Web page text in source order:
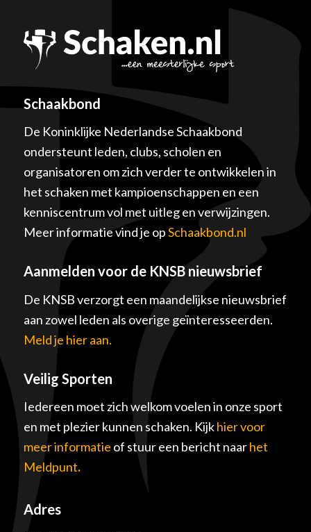
Schaakbond
De Koninklijke Nederlandse Schaakbond
ondersteunt leden, clubs, scholen en
organisatoren om zich verder te ontwikkelen in
het schaken met kampioenschappen en een
kenniscentrum vol met uitleg en verwijzingen.
Meer informatie vind je opSchaakbond.nl
Aanmelden voor de KNSB nieuwsbrief
De KNSB verzorgt een maandelijkse nieuwsbrief
aan zowel leden als overige geïnteresseerden.
Meld je hier aan.
Veilig Sporten
Iedereen moet zich welkom voelen in onze sport
en met plezier kunnen schaken. Kijkhier voor
meer informatie of stuur een bericht naarhet
Meldpunt.
Adres